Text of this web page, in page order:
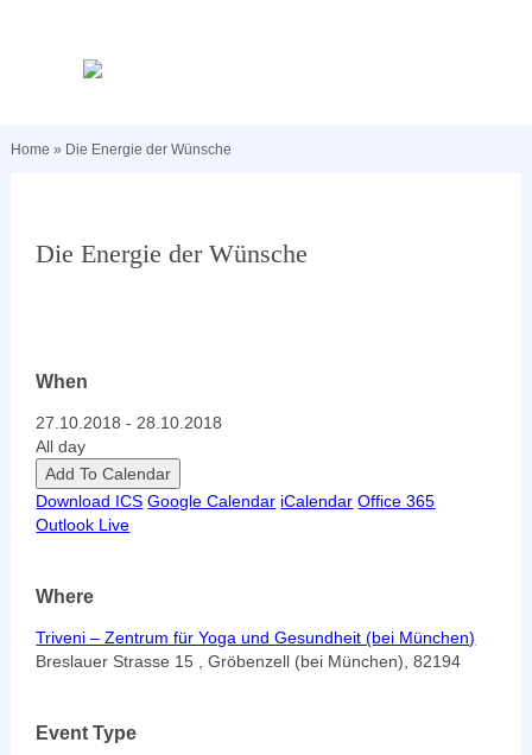
Home » Die Energie der Wünsche
Die Energie der Wünsche
When
27.10.2018 - 28.10.2018
All day
Add To Calendar
Download ICS Google Calendar iCalendar Office 365
Outlook Live
Where
Triveni – Zentrum für Yoga und Gesundheit (bei München)
Breslauer Strasse 15 , Gröbenzell (bei München), 82194
Event Type